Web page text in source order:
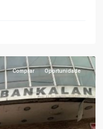
Comprar Oportunidade